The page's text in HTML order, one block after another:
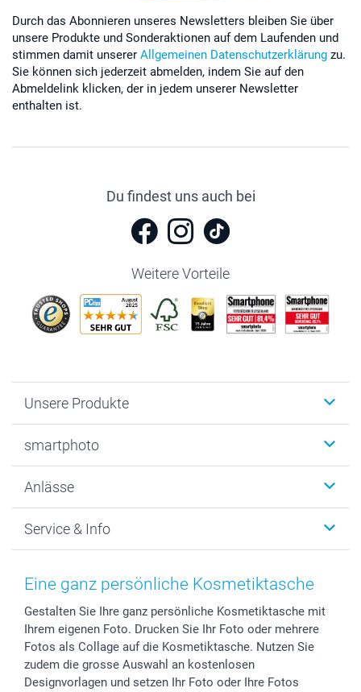
Durch das Abonnieren unseres Newsletters bleiben Sie über
unsere Produkte und Sonderaktionen auf dem Laufenden und
stimmen damit unserer Allgemeinen Datenschutzerklärung zu.
Sie können sich jederzeit abmelden, indem Sie auf den
Abmeldelink klicken, der in jedem unserer Newsletter
enthalten ist.
Du findest uns auch bei
Weitere Vorteile
Unsere Produkte
Fotogeschenke
MyNameBook
Fotoabzüge, Fotos als Buch & Poster
Zubehör & Material
Foto-Kalender & Agenden
Sticker & Etiketten
Geschenk-Gutscheine (PDF)
smartphoto
Warum smartphoto
Datenschutz
AGB
Impressum
Presse
Partnerprogramme
Investor Relations
B2B smartbusiness
Anlässe
Neujahr
Muttertag
Vatertag
Kommunion & Konfirmation
Hochzeit
Geburtstag
Geburt
Service & Info
Anmelden /Registrieren
Preise und Versandkosten
Lieferfristen
72h Lieferung
Zahlungsmöglichkeiten
Sitemap
Eine ganz persönliche Kosmetiktasche
Gestalten Sie Ihre ganz persönliche Kosmetiktasche mit
Ihrem eigenen Foto. Drucken Sie Ihr Foto oder mehrere
Fotos als Collage auf die Kosmetiktasche. Nutzen Sie
zudem die grosse Auswahl an kostenlosen
Designvorlagen und setzen Ihr Foto oder Ihre Fotos